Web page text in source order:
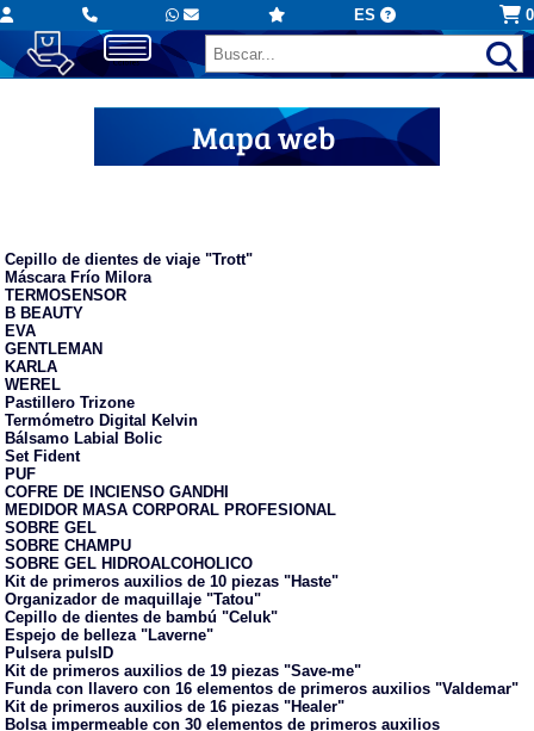
ES 0
Mapa web
Cepillo de dientes de viaje "Trott"
Máscara Frío Milora
TERMOSENSOR
B BEAUTY
EVA
GENTLEMAN
KARLA
WEREL
Pastillero Trizone
Termómetro Digital Kelvin
Bálsamo Labial Bolic
Set Fident
PUF
COFRE DE INCIENSO GANDHI
MEDIDOR MASA CORPORAL PROFESIONAL
SOBRE GEL
SOBRE CHAMPU
SOBRE GEL HIDROALCOHOLICO
Kit de primeros auxilios de 10 piezas "Haste"
Organizador de maquillaje "Tatou"
Cepillo de dientes de bambú "Celuk"
Espejo de belleza "Laverne"
Pulsera pulsID
Kit de primeros auxilios de 19 piezas "Save-me"
Funda con llavero con 16 elementos de primeros auxilios "Valdemar"
Kit de primeros auxilios de 16 piezas "Healer"
Bolsa impermeable con 30 elementos de primeros auxilios